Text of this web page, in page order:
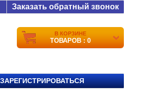
Заказать обратный звонок
В КОРЗИНЕ
ТОВАРОВ : 0
ЗАРЕГИСТРИРОВАТЬСЯ